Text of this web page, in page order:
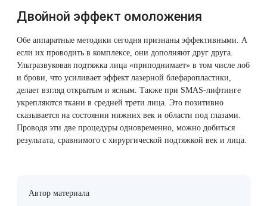
Двойной эффект омоложения
Обе аппаратные методики сегодня признаны эффективными. А
если их проводить в комплексе, они дополняют друг друга.
Ультразвуковая подтяжка лица «приподнимает» в том числе лоб
и брови, что усиливает эффект лазерной блефаропластики,
делает взгляд открытым и ясным. Также при SMAS-лифтинге
укрепляются ткани в средней трети лица. Это позитивно
сказывается на состоянии нижних век и области под глазами.
Проводя эти две процедуры одновременно, можно добиться
результата, сравнимого с хирургической подтяжкой век и лица.
Автор материала